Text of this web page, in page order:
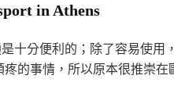
in Athens
十分便利的；除了容易使用
疼的事情，所以原本很推崇